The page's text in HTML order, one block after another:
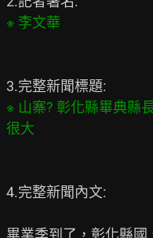
※ 山寨? 彰化縣畢典縣
4.完整新聞內文:
畢業季到了，彰化縣